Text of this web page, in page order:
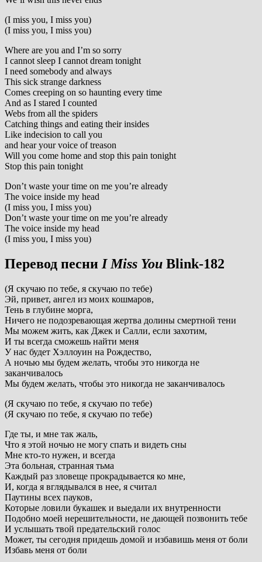
(I miss you, I miss you)
(I miss you, I miss you)
Where are you and I’m so sorry
I cannot sleep I cannot dream tonight
I need somebody and always
This sick strange darkness
Comes creeping on so haunting every time
And as I stared I counted
Webs from all the spiders
Catching things and eating their insides
Like indecision to call you
and hear your voice of treason
Will you come home and stop this pain tonight
Stop this pain tonight
Don’t waste your time on me you’re already
The voice inside my head
(I miss you, I miss you)
Don’t waste your time on me you’re already
The voice inside my head
(I miss you, I miss you)
Перевод песни I Miss You Blink-182
(Я скучаю по тебе, я скучаю по тебе)
Эй, привет, ангел из моих кошмаров,
Тень в глубине морга,
Ничего не подозревающая жертва долины смертной тени
Мы можем жить, как Джек и Салли, если захотим,
И ты всегда сможешь найти меня
У нас будет Хэллоуин на Рождество,
А ночью мы будем желать, чтобы это никогда не
заканчивалось
Мы будем желать, чтобы это никогда не заканчивалось
(Я скучаю по тебе, я скучаю по тебе)
(Я скучаю по тебе, я скучаю по тебе)
Где ты, и мне так жаль,
Что я этой ночью не могу спать и видеть сны
Мне кто-то нужен, и всегда
Эта больная, странная тьма
Каждый раз зловеще прокрадывается ко мне,
И, когда я вглядывался в нее, я считал
Паутины всех пауков,
Которые ловили букашек и выедали их внутренности
Подобно моей нерешительности, не дающей позвонить тебе
И услышать твой предательский голос
Может, ты сегодня придешь домой и избавишь меня от боли
Избавь меня от боли